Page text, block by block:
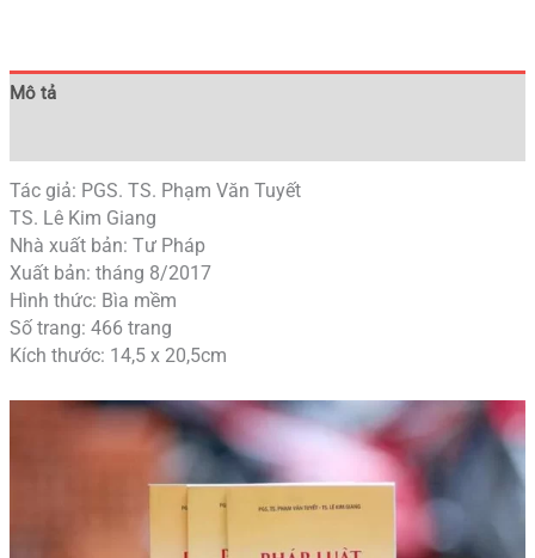
Mô tả
Tác giả: PGS. TS. Phạm Văn Tuyết
TS. Lê Kim Giang
Nhà xuất bản: Tư Pháp
Xuất bản: tháng 8/2017
Hình thức: Bìa mềm
Số trang: 466 trang
Kích thước: 14,5 x 20,5cm